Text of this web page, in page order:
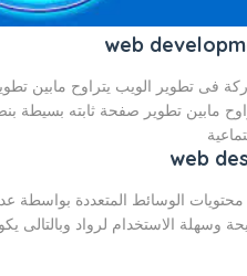
تطوير الويب يتراوح مابين تطوير
مابين تطوير صفحة ثابته بسيطة
الوسائط المتعددة
وسهلة الاستخدام لرواد وبالتالى